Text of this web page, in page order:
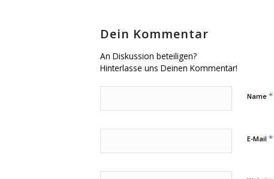
Dein Kommentar
An Diskussion beteiligen?
Hinterlasse uns Deinen Kommentar!
Name *
E-Mail *